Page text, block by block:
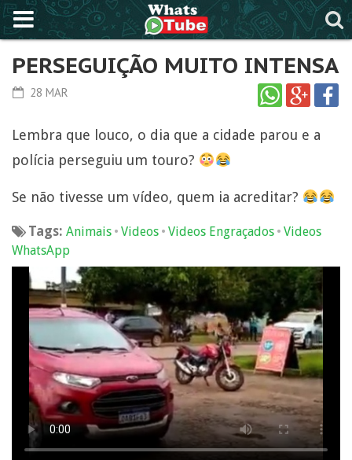
PERSEGUIÇÃO MUITO INTENSA
28 MAR
Lembra que louco, o dia que a cidade parou e a
polícia perseguiu um touro?
Se não tivesse um vídeo, quem ia acreditar?
Tags: Animais • Videos • Videos Engraçados • Videos
WhatsApp